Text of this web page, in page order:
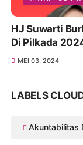
HJ Suwarti
Di Pilkada
MEI 03, 2024
LABELS
Akuntabilitas